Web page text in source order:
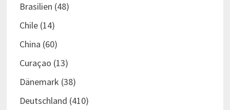
Brasilien (48)
Chile(14)
China (60)
Curaçao (13)
Dänemark (38)
Deutschland (410)